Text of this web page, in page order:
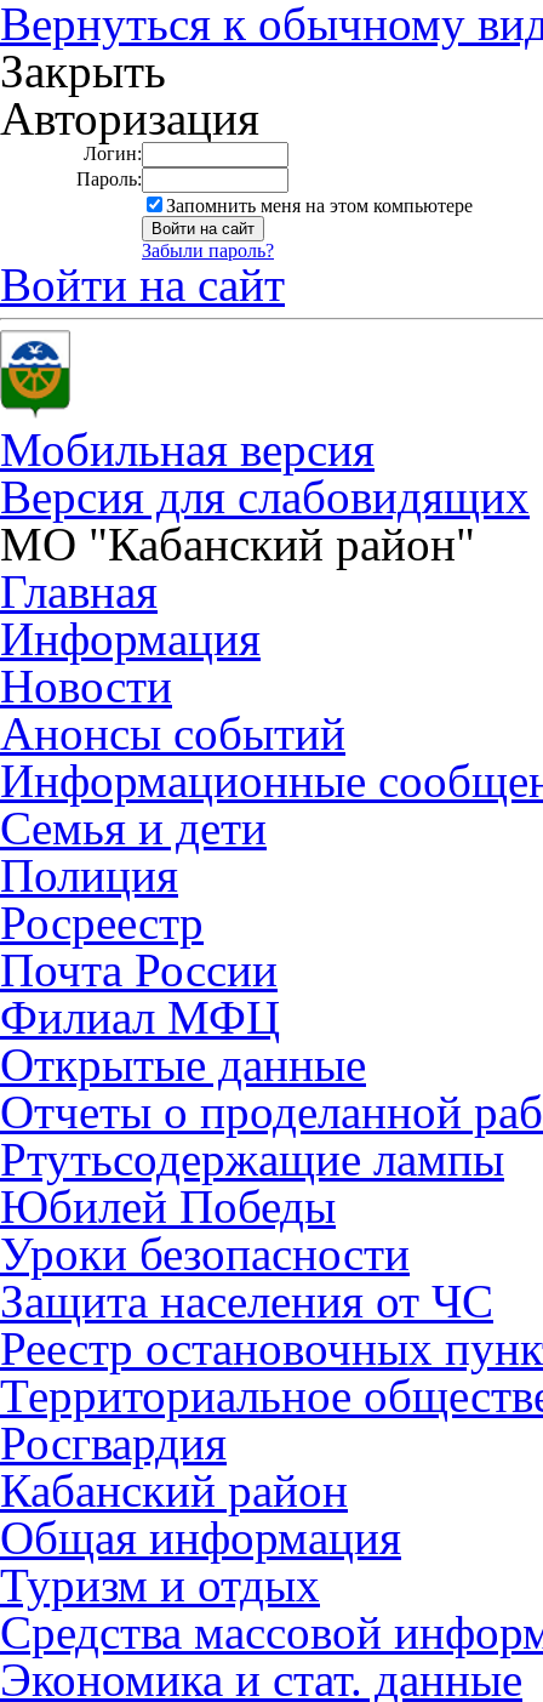
Вернуться к обычному
Закрыть
Авторизация
Логин:
Пароль:
Запомнить меня на этом компьютере
Забыли пароль?
Войти на сайт
Мобильная версия
Версия для слабовидящих
МО "Кабанский район"
Главная
Информация
Новости
Анонсы событий
Информационные
Семья и дети
Полиция
Росреестр
Почта России
Филиал МФЦ
Открытые данные
Отчеты о проделанной
Ртутьсодержащие лампы
Юбилей Победы
Уроки безопасности
Защита населения от ЧС
Реестр остановочных
Территориальное
Росгвардия
Кабанский район
Общая информация
Туризм и отдых
Средства массовой
Экономика и стат. данные